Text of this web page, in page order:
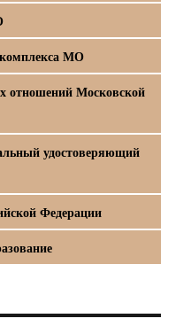
комплекса МО
отношений Московской
удостоверяющий
Федерации